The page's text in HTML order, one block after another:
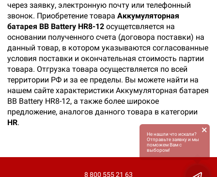
через заявку, электронную почту или телефонный
звонок. Приобретение товара Аккумуляторная
батарея BB Battery HR8-12 осущетсвляется на
основании полученного счета (договора поставки) на
данный товар, в котором указываются согласованные
условия поставки и окончательная стоимость партии
товара. Отгрузка товара осуществляется по всей
территории РФ и за ее пределы. Вы можете найти на
нашем сайте характеристики Аккумуляторная батарея
BB Battery HR8-12, а также более широкое
предложение, аналогов данного товара в категории
HR.
8 800 555 21 63
Не нашли что искали?
Отправьте заявку и мы
поможем Вам с
выбором!
×